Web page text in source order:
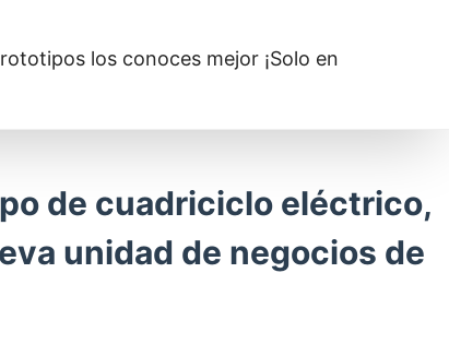
los conoces mejor ¡Solo en
de cuadriciclo eléctrico,
unidad de negocios de